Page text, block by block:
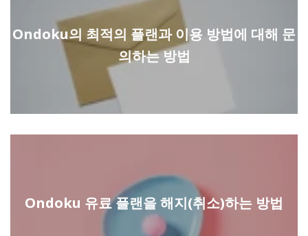
Ondoku의 최적의 플랜과 이용 방법에 대해 문
의하는 방법
Ondoku 유료 플랜을 해지(취소)하는 방법